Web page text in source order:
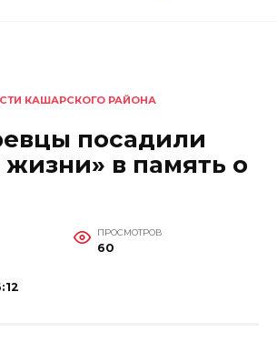
КАШАРСКОГО РАЙОНА
посадили
в память о
ПРОСМОТРОВ
60